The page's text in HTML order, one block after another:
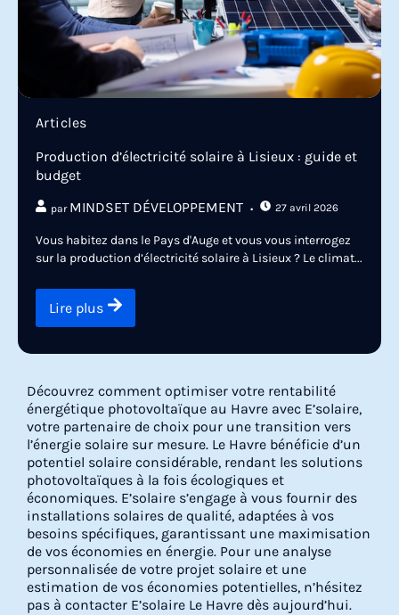
Articles
Production d’électricité solaire à Lisieux : guide et
budget
par MINDSET DÉVELOPPEMENT 27 avril 2026
Vous habitez dans le Pays d'Auge et vous vous interrogez
sur la production d’électricité solaire à Lisieux ? Le climat...
Lire plus
Découvrez comment optimiser votre rentabilité
énergétique photovoltaïque au Havre avec E’solaire,
votre partenaire de choix pour une transition vers
l’énergie solaire sur mesure. Le Havre bénéficie d’un
potentiel solaire considérable, rendant les solutions
photovoltaïques à la fois écologiques et
économiques. E’solaire s’engage à vous fournir des
installations solaires de qualité, adaptées à vos
besoins spécifiques, garantissant une maximisation
de vos économies en énergie. Pour une analyse
personnalisée de votre projet solaire et une
estimation de vos économies potentielles, n’hésitez
pas à contacter E’solaire Le Havre dès aujourd’hui.